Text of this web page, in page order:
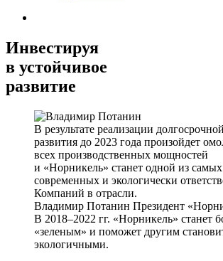
Инвестируя
в устойчивое
развитие
В результате реализации
развития до 2023 года произойдет
всех производственных мощностей
и «Норникель» станет одной из самых
современных и экологически
Компаний в отрасли.
Владимир Потанин Президент
В 2018–2022 гг. «Норникель» станет
«зеленым» и поможет другим
экологичными.